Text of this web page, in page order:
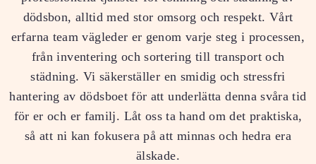
dödsbon, alltid med stor omsorg och respekt. Vårt
erfarna team vägleder er genom varje steg i processen,
från inventering och sortering till transport och
städning. Vi säkerställer en smidig och stressfri
hantering av dödsboet för att underlätta denna svåra tid
för er och er familj. Låt oss ta hand om det praktiska,
så att ni kan fokusera på att minnas och hedra era
älskade.